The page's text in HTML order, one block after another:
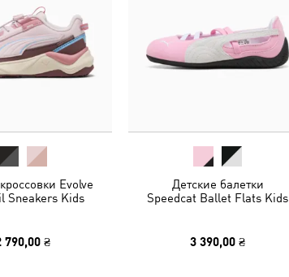
Evolve
Sneakers Kids
790,00 ₴
Детские балетки
Speedcat Ballet Flats Kids
3 390,00 ₴